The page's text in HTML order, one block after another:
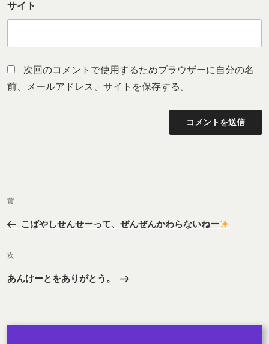
サイト
次回のコメントで使用するためブラウザーに自分の名
前、メールアドレス、サイトを保存する。
稿
ナ
ゲ
ー
ン
前
稿
前
こばやしせんせーって、ぜんぜんかわらないねー
次
次
あんけーとをありがとう。